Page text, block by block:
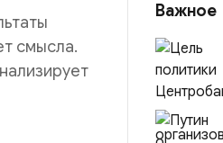
смысла.
Важное